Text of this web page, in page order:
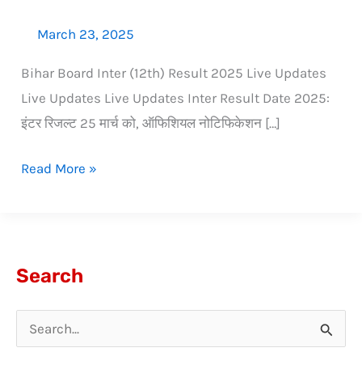
March 23, 2025
Bihar Board Inter (12th) Result 2025 Live Updates
Live Updates Live Updates Inter Result Date 2025:
इंटर रिजल्ट 25 मार्च को, ऑफिशियल नोटिफिकेशन […]
Read More »
Search